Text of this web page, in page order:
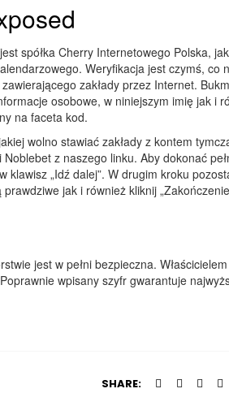
spółka Cherry Internetowego Polska,
Weryfikacja jest czymś, co
zakłady przez Internet.
osobowe, w niniejszym imię jak i
na faceta kod.
wolno stawiać zakłady z kontem
z naszego linku. Aby dokonać
klawisz „Idź dalej”. W drugim kroku
jak i również kliknij „Zakończenie
jest w pełni bezpieczna.
wpisany szyfr gwarantuje
SHARE: